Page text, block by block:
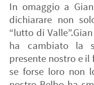
In omaggio a
dichiarare non
“lutto di
ha cambiato la
presente nostro e
se forse loro non